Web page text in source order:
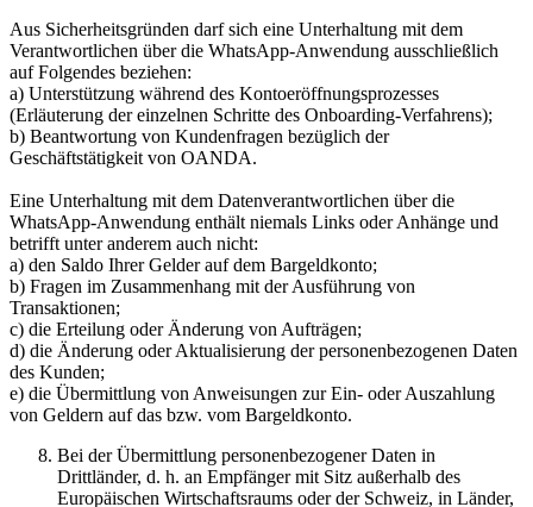
Aus Sicherheitsgründen darf sich eine Unterhaltung mit dem
Verantwortlichen über die WhatsApp-Anwendung ausschließlich
auf Folgendes beziehen:
a) Unterstützung während des Kontoeröffnungsprozesses
(Erläuterung der einzelnen Schritte des Onboarding-Verfahrens);
b) Beantwortung von Kundenfragen bezüglich der
Geschäftstätigkeit von OANDA.
Eine Unterhaltung mit dem Datenverantwortlichen über die
WhatsApp-Anwendung enthält niemals Links oder Anhänge und
betrifft unter anderem auch nicht:
a) den Saldo Ihrer Gelder auf dem Bargeldkonto;
b) Fragen im Zusammenhang mit der Ausführung von
Transaktionen;
c) die Erteilung oder Änderung von Aufträgen;
d) die Änderung oder Aktualisierung der personenbezogenen Daten
des Kunden;
e) die Übermittlung von Anweisungen zur Ein- oder Auszahlung
von Geldern auf das bzw. vom Bargeldkonto.
Bei der Übermittlung personenbezogener Daten in
Drittländer, d. h. an Empfänger mit Sitz außerhalb des
Europäischen Wirtschaftsraums oder der Schweiz, in Länder,